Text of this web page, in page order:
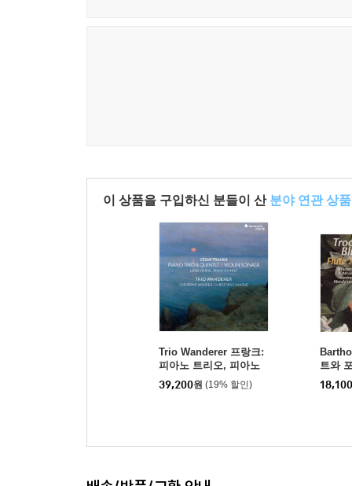
이 상품을 구입하신 분들이 산 분야 연관 상품
Trio Wanderer 프랑크:
피아노 트리오, 피아노
오중주, 바이올린 소나타
/ 비에른: 피아노 오중주
39,200원 (19% 할인)
트와
집 -
스존
18,100